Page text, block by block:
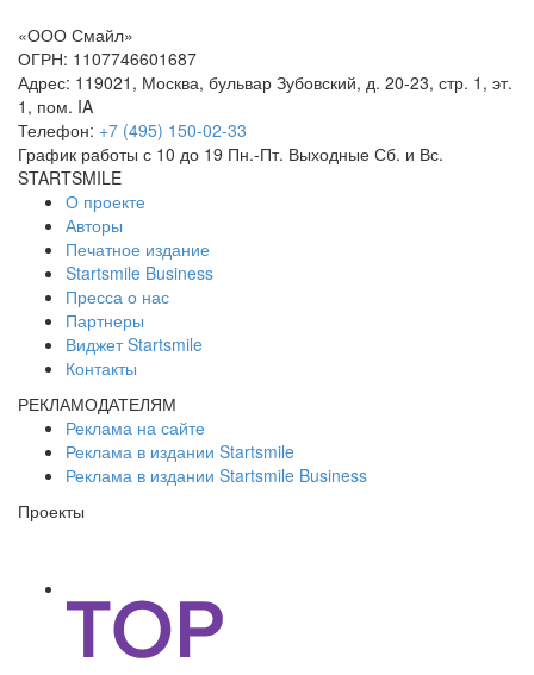
«ООО Смайл»
ОГРН: 1107746601687
Адрес: 119021 , Москва, бульвар Зубовский, д. 20-23, стр. 1, эт.
1, пом. IA
Телефон: +7 (495) 150-02-33
График работы с 10 до 19 Пн.-Пт. Выходные Сб. и Вс.
STARTSMILE
О проекте
Авторы
Печатное издание
Startsmile Business
Пресса о нас
Партнеры
Виджет Startsmile
Контакты
РЕКЛАМОДАТЕЛЯМ
Реклама на сайте
Реклама в издании Startsmile
Реклама в издании Startsmile Business
Проекты